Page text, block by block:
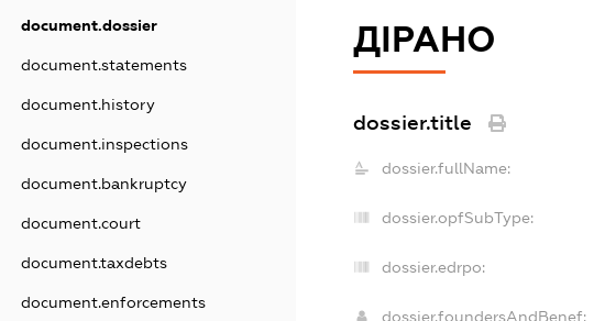
document.dossier
document.statements
document.history
document.inspections
document.bankruptcy
document.court
document.taxdebts
document.enforcements
ДІРАНО
dossier.title
dossier.fullName:
dossier.opfSubType:
dossier.edrpo:
dossier.foundersAndBenef: